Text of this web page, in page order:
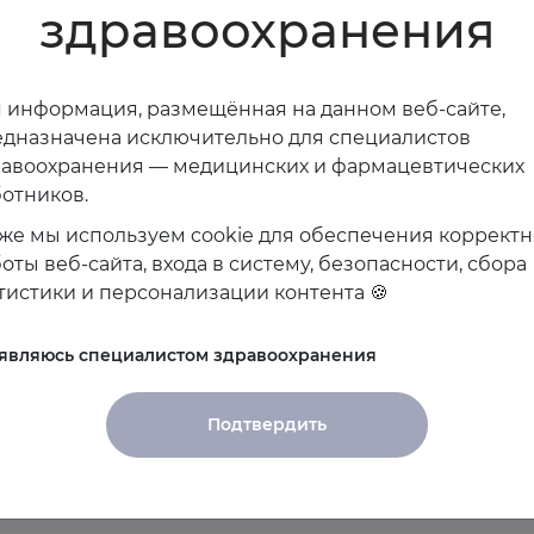
спикера
здравоохранения
информация, размещённая на данном веб-сайте,
исключительно для специалистов
— медицинских и фармацевтических
мы используем cookie для обеспечения
веб-сайта, входа в систему, безопасности, сбора
и персонализации контента 🍪
специалистом здравоохранения
Подтвердить